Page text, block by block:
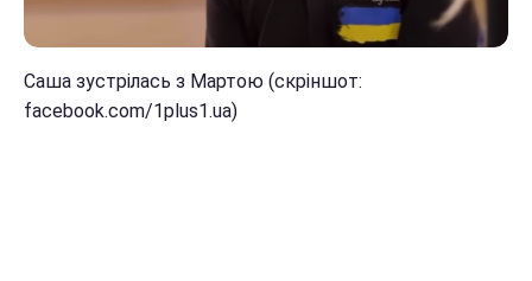
Саша зустрілась з Мартою (скріншот:
facebook.com/1plus1.ua)